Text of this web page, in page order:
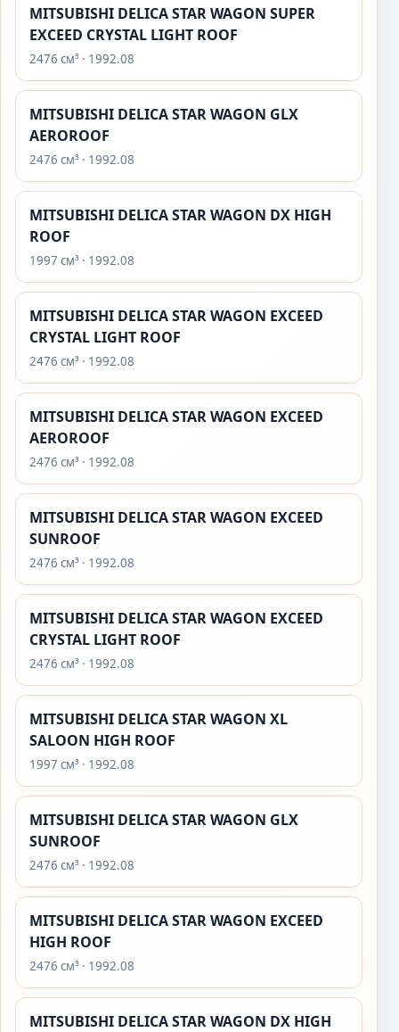
MITSUBISHI DELICA STAR WAGON SUPER
EXCEED CRYSTAL LIGHT ROOF
2476 см³ · 1992.08
MITSUBISHI DELICA STAR WAGON GLX
AEROROOF
2476 см³ · 1992.08
MITSUBISHI DELICA STAR WAGON DX HIGH
ROOF
1997 см³ · 1992.08
MITSUBISHI DELICA STAR WAGON EXCEED
CRYSTAL LIGHT ROOF
2476 см³ · 1992.08
MITSUBISHI DELICA STAR WAGON EXCEED
AEROROOF
2476 см³ · 1992.08
MITSUBISHI DELICA STAR WAGON EXCEED
SUNROOF
2476 см³ · 1992.08
MITSUBISHI DELICA STAR WAGON EXCEED
CRYSTAL LIGHT ROOF
2476 см³ · 1992.08
MITSUBISHI DELICA STAR WAGON XL
SALOON HIGH ROOF
1997 см³ · 1992.08
MITSUBISHI DELICA STAR WAGON GLX
SUNROOF
2476 см³ · 1992.08
MITSUBISHI DELICA STAR WAGON EXCEED
HIGH ROOF
2476 см³ · 1992.08
MITSUBISHI DELICA STAR WAGON DX HIGH